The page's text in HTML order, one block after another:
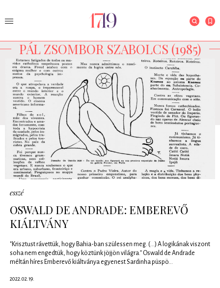
PÁL ZSOMBOR SZABOLCS (1985)
esszé
OSWALD DE ANDRADE: EMBEREVŐ
KIÁLTVÁNY
"Krisztust rávettük, hogy Bahia-ban szülessen meg. (...) A logikának viszont
soha nem engedtük, hogy köztünk jöjjön világra." Oswald de Andrade
méltán híres Emberevő kiáltványa egyenest Sardinha püspö...
2022.02.19.